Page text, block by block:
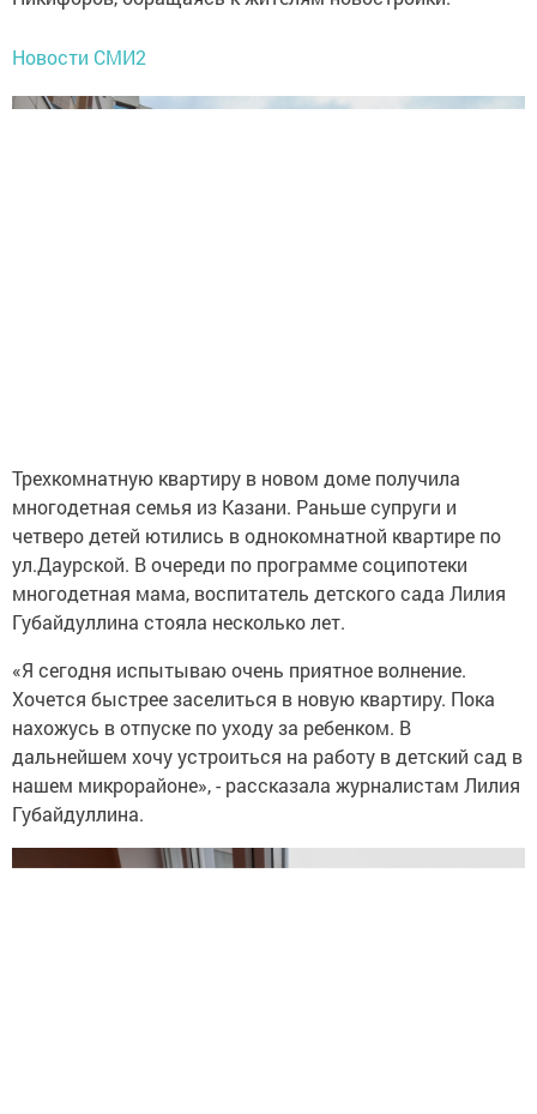
Новости СМИ2
Трехкомнатную квартиру в новом доме получила
многодетная семья из Казани. Раньше супруги и
четверо детей ютились в однокомнатной квартире по
ул.Даурской. В очереди по программе соципотеки
многодетная мама, воспитатель детского сада Лилия
Губайдуллина стояла несколько лет.
«Я сегодня испытываю очень приятное волнение.
Хочется быстрее заселиться в новую квартиру. Пока
нахожусь в отпуске по уходу за ребенком. В
дальнейшем хочу устроиться на работу в детский сад в
нашем микрорайоне», - рассказала журналистам Лилия
Губайдуллина.